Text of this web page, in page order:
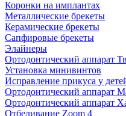
Коронки на имплантах
Металлические брекеты
Керамические брекеты
Сапфировые брекеты
Элайнеры
Ортодонтический аппарат
Установка минивинтов
Исправление прикуса у
Ортодонтический аппарат
Ортодонтический аппарат
Отбеливание Zoom 4